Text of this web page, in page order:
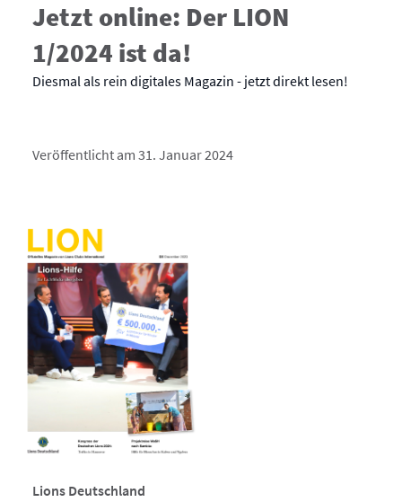
Jetzt online: Der LION
1/2024 ist da!
Diesmal als rein digitales Magazin - jetzt direkt lesen!
Veröffentlicht am 31. Januar 2024
Lions Deutschland